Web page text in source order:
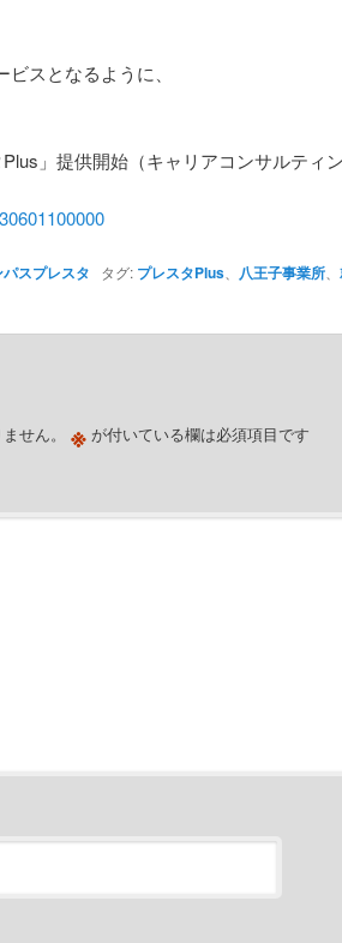
スとなるように、
」提供開始（キャリアコンサルティ
スプレスタ タグ: プレスタPlus、 八王子事業所、
せん。 ※が付いている欄は必須項目です